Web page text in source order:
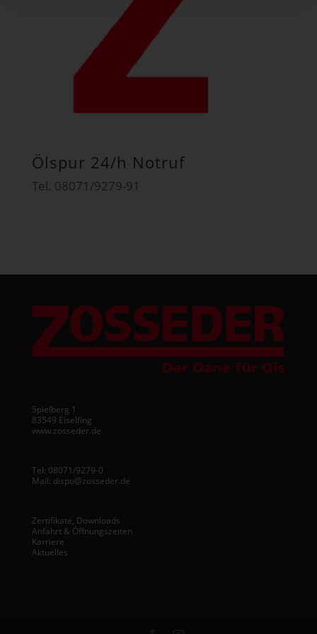
Ölspur 24/h Notruf
Tel. 08071/9279-91
Spielberg 1
83549 Eiselfing
www.zosseder.de
Tel: 08071/9279-0
Mail: dispo@zosseder.de
Zertifikate, Downloads
Anfahrt & Öffnungszeiten
Karriere
Aktuelles